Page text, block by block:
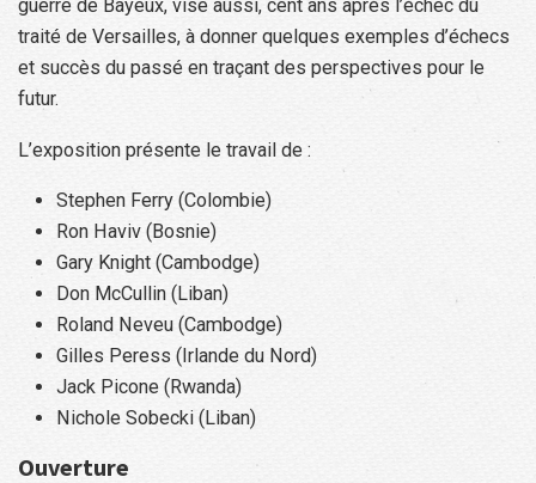
guerre de Bayeux, vise aussi, cent ans après l’échec du
traité de Versailles, à donner quelques exemples d’échecs
et succès du passé en traçant des perspectives pour le
futur.
L’exposition présente le travail de :
Stephen Ferry (Colombie)
Ron Haviv (Bosnie)
Gary Knight (Cambodge)
Don McCullin (Liban)
Roland Neveu (Cambodge)
Gilles Peress (Irlande du Nord)
Jack Picone (Rwanda)
Nichole Sobecki (Liban)
Ouverture